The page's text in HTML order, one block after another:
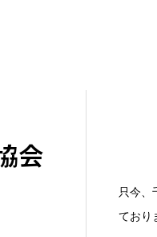
会
只今、
ており